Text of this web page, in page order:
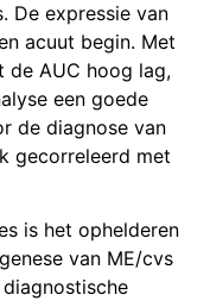
De expressie van
acuut begin. Met
de AUC hoog lag,
een goede
de diagnose van
gecorreleerd met
is het ophelderen
van ME/cvs